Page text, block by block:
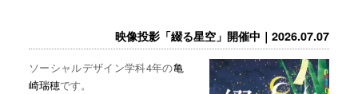
映像投影「綴る星空」開催中｜2026.07.07
ソーシャルデザイン学科4年の亀
崎瑞穂です。